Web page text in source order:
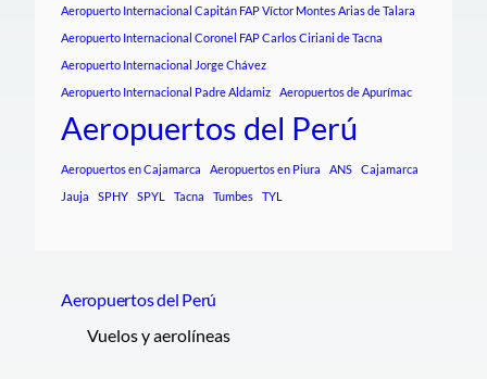
Aeropuerto Internacional Capitán FAP Víctor Montes Arias de Talara
Aeropuerto Internacional Coronel FAP Carlos Ciriani de Tacna
Aeropuerto Internacional Jorge Chávez
Aeropuerto Internacional Padre Aldamiz
Aeropuertos de Apurímac
Aeropuertos del Perú
Aeropuertos en Cajamarca Aeropuertos en Piura ANS
Cajamarca
Jauja
SPHY SPYL Tacna Tumbes TYL
Aeropuertos del Perú
Vuelos y aerolíneas